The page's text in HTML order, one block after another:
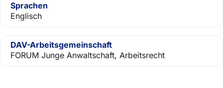
Sprachen
Englisch
DAV-Arbeitsgemeinschaft
FORUM Junge Anwaltschaft, Arbeitsrecht